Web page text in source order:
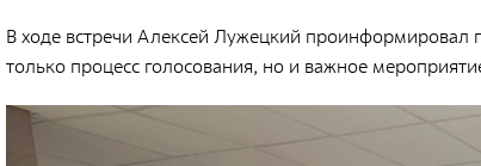
В ходе встречи Алексей Лужецкий
только процесс голосования, но и важное
коррупции
в области качества
Фирменный
Фотобанк